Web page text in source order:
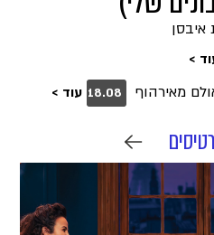
איבסן
>
מאירהוף 18.08 עוד >